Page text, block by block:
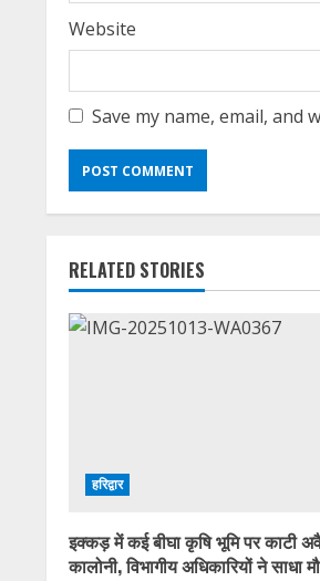
Website
Save my name, email,
RELATED STORIES
हरिद्वार
इक्कड़ में कई बीघा कृषि भूमि पर काटी
कालोनी, विभागीय अधिकारियों ने साधा